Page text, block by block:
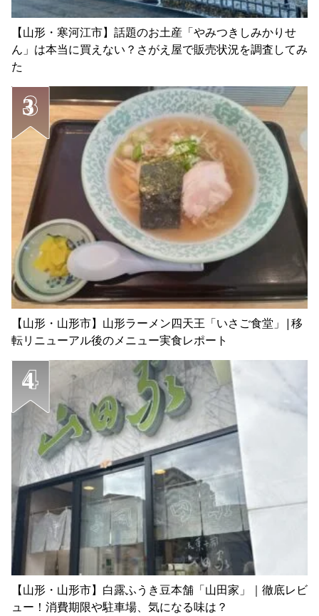
【山形・寒河江市】話題のお土産「やみつきしみかりせ
ん」は本当に買えない？さがえ屋で販売状況を調査してみ
た
【山形・山形市】山形ラーメン四天王「いさご食堂」|移
転リニューアル後のメニュー実食レポート
【山形・山形市】白露ふうき豆本舗「山田家」｜徹底レビ
ュー！消費期限や駐車場、気になる味は？